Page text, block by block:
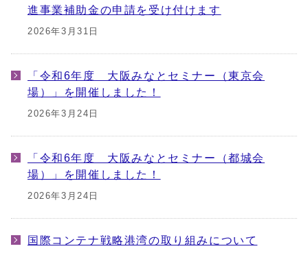
進事業補助金の申請を受け付けます
2026年3月31日
「令和6年度 大阪みなとセミナー（東京会
場）」を開催しました！
2026年3月24日
「令和6年度 大阪みなとセミナー（都城会
場）」を開催しました！
2026年3月24日
国際コンテナ戦略港湾の取り組みについて